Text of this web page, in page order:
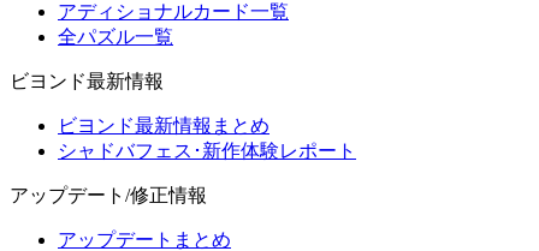
アディショナルカード一覧
全パズル一覧
ビヨンド最新情報
ビヨンド最新情報まとめ
シャドバフェス･新作体験レポート
アップデート/修正情報
アップデートまとめ